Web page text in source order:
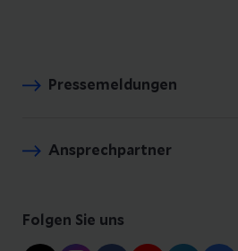
Pressemeldungen
Ansprechpartner
Folgen Sie uns